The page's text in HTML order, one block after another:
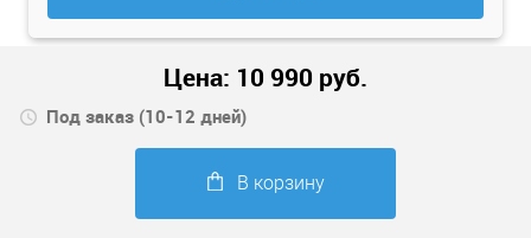
Цена: 10 990 руб.
Под заказ (10-12 дней)
В корзину